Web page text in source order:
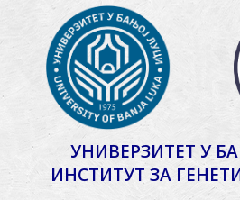
УНИВЕРЗИТЕТ У
ИНСТИТУТ ЗА